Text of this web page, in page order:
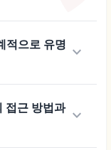
적으로 유명 keyboard_arrow_down
접근 방법과 keyboard_arrow_down